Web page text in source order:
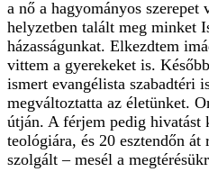
a nő a hagyományos szerepet
helyzetben talált meg minket
házasságunkat. Elkezdtem
vittem a gyerekeket is.
ismert evangélista szabadtéri
megváltoztatta az életünket.
útján. A férjem pedig hivatást
teológiára, és 20 esztendőn
szolgált – mesél a